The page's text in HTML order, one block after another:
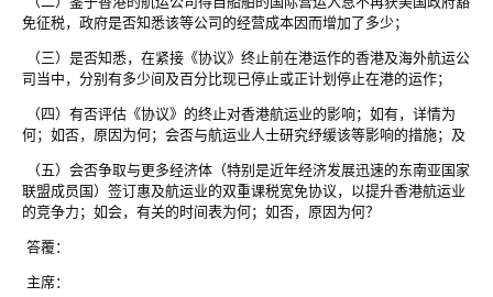
免征税，政府是否知悉该等公司的经营成本因而增加了多少；
（三）是否知悉，在紧接《协议》终止前在港运作的香港及海外航运公
司当中，分别有多少间及百分比现已停止或正计划停止在港的运作；
（四）有否评估《协议》的终止对香港航运业的影响；如有，详情为
何；如否，原因为何；会否与航运业人士研究纾缓该等影响的措施；及
（五）会否争取与更多经济体（特别是近年经济发展迅速的东南亚国家
联盟成员国）签订惠及航运业的双重课税宽免协议，以提升香港航运业
的竞争力；如会，有关的时间表为何；如否，原因为何？
答覆：
主席：